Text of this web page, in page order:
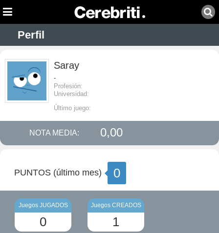
Perfil
Saray
-
Profesión:
Universidad:
Último juego:
NOTA MEDIA: 0,00
PUNTOS (último mes) 0
Juegos JUGADOS
0
Juegos CREADOS
1